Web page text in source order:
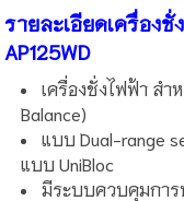
รายละเอียดเครื่องชั่
AP125WD
เครื่องชั่งไฟฟ้า สำ
Balance)
แบบ Dual-range
แบบ UniBloc
มีระบบควบคุมการ